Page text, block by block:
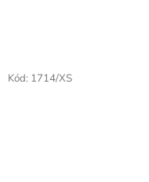
Kód: 1714/XS